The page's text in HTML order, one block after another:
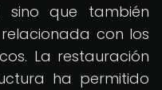
sino que también
con los
La restauración
ha permitido